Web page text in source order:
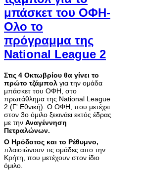
μπάσκετ του ΟΦΗ-
Ολο το
πρόγραμμα της
National League 2
Στις 4 Οκτωβρίου θα γίνει το
πρώτο τζάμπολ για την ομάδα
μπάσκετ του ΟΦΗ, στο
πρωτάθλημα της National League
2 (Γ' Εθνική). Ο ΟΦΗ, που μετέχει
στον 3ο όμιλο ξεκινάει εκτός έδρας
με την Αναγέννηση
Πετραλώνων.
Ο Ηρόδοτος και το Ρέθυμνο,
πλαισιώνουν τις ομάδες απο την
Κρήτη, που μετέχουν στον ίδιο
όμιλο.